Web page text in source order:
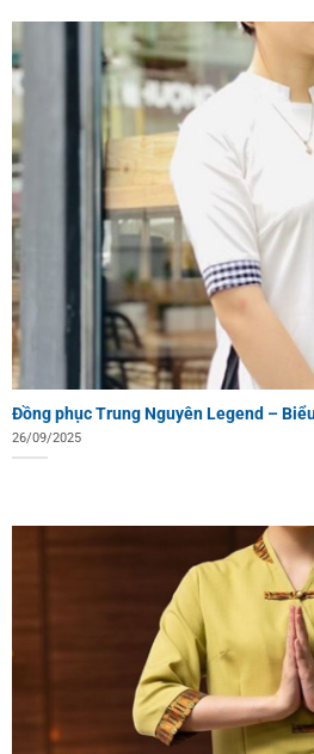
Đồng phục Trung Nguyên Legend –
26/09/2025